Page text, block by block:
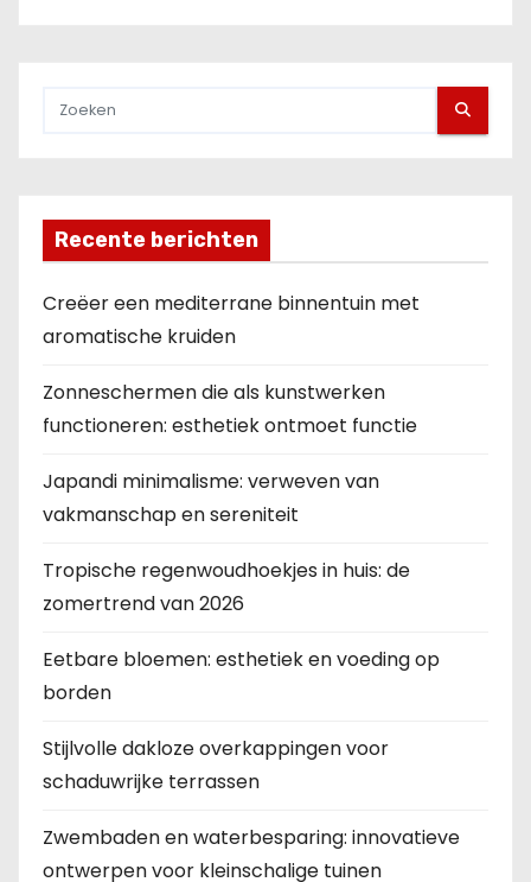
Recente berichten
Creëer een mediterrane binnentuin met
aromatische kruiden
Zonneschermen die als kunstwerken
functioneren: esthetiek ontmoet functie
Japandi minimalisme: verweven van
vakmanschap en sereniteit
Tropische regenwoudhoekjes in huis: de
zomertrend van 2026
Eetbare bloemen: esthetiek en voeding op
borden
Stijlvolle dakloze overkappingen voor
schaduwrijke terrassen
Zwembaden en waterbesparing: innovatieve
ontwerpen voor kleinschalige tuinen